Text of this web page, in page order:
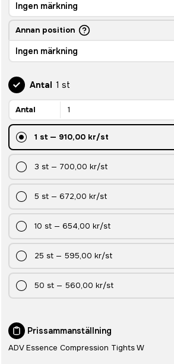
Ingen märkning
Annan position
Ingen märkning
Antal 1 st
Antal
1 st— 910,00 kr/st
3 st — 700,00 kr/st
5 st — 672,00 kr/st
10 st — 654,00 kr/st
25 st — 595,00 kr/st
50 st — 560,00 kr/st
Prissammanställning
ADV Essence Compression Tights W